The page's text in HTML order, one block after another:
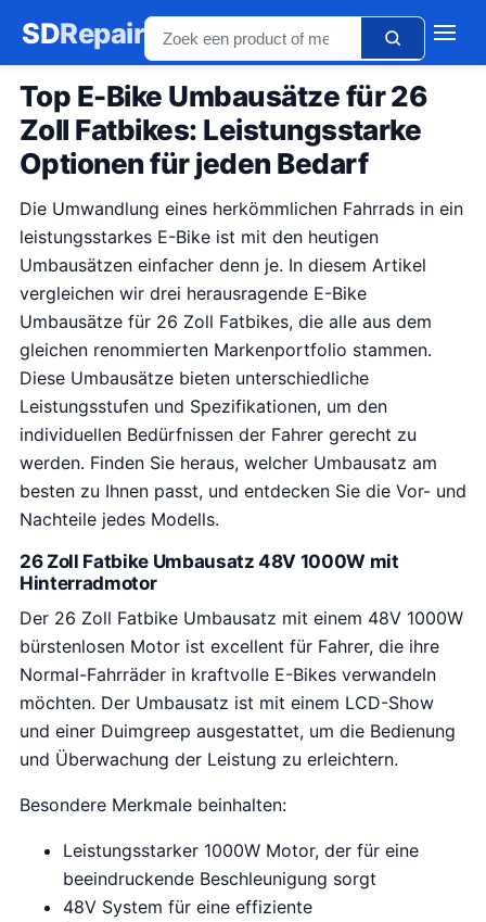
SDRepair
Top E-Bike Umbausätze für 26
Zoll Fatbikes: Leistungsstarke
Optionen für jeden Bedarf
Die Umwandlung eines herkömmlichen Fahrrads in ein
leistungsstarkes E-Bike ist mit den heutigen
Umbausätzen einfacher denn je. In diesem Artikel
vergleichen wir drei herausragende E-Bike
Umbausätze für 26 Zoll Fatbikes, die alle aus dem
gleichen renommierten Markenportfolio stammen.
Diese Umbausätze bieten unterschiedliche
Leistungsstufen und Spezifikationen, um den
individuellen Bedürfnissen der Fahrer gerecht zu
werden. Finden Sie heraus, welcher Umbausatz am
besten zu Ihnen passt, und entdecken Sie die Vor- und
Nachteile jedes Modells.
26 Zoll Fatbike Umbausatz 48V 1000W mit
Hinterradmotor
Der 26 Zoll Fatbike Umbausatz mit einem 48V 1000W
bürstenlosen Motor ist excellent für Fahrer, die ihre
Normal-Fahrräder in kraftvolle E-Bikes verwandeln
möchten. Der Umbausatz ist mit einem LCD-Show
und einer Duimgreep ausgestattet, um die Bedienung
und Überwachung der Leistung zu erleichtern.
Besondere Merkmale beinhalten:
Leistungsstarker 1000W Motor, der für eine
beeindruckende Beschleunigung sorgt
48V System für eine effiziente